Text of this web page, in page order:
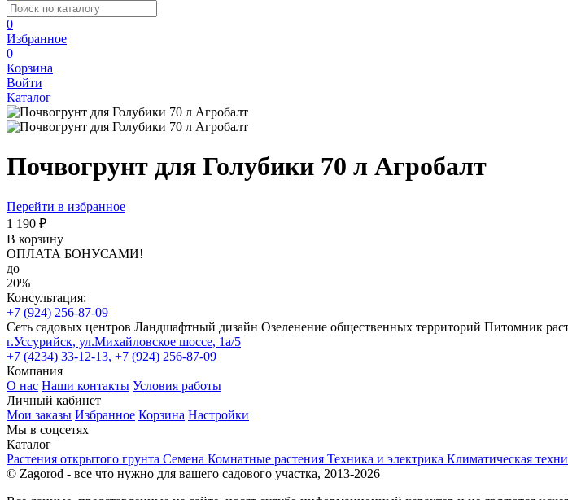
0
Избранное
0
Корзина
Войти
Каталог
Почвогрунт для Голубики 70 л Агробалт
Перейти в избранное
1 190 ₽
В корзину
ОПЛАТА БОНУСАМИ!
до
20%
Консультация:
+7 (924) 256-87-09
Сеть садовых центров Ландшафтный дизайн Озеленение общественных территорий Питомник
г.Уссурийск, ул.Михайловское шоссе, 1а/5
+7 (4234) 33-12-13, +7 (924) 256-87-09
Компания
О нас Наши контакты Условия работы
Личный кабинет
Мои заказы Избранное Корзина Настройки
Мы в соцсетях
Каталог
Растения открытого грунта Семена Комнатные растения Техника и электрика Климатическая
© Zagorod - все что нужно для вашего садового участка, 2013-2026